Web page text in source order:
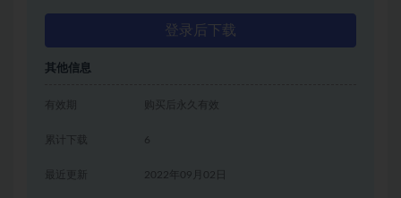
登录后下载
其他信息
有效期 购买后永久有效
累计下载 6
2022年09月02日